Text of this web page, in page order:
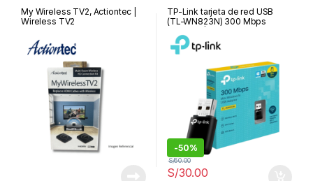
My Wireless TV2, Actiontec |
Wireless TV2
TP-Link tarjeta de red USB
(TL-WN823N) 300 Mbps
-50%
S/30.00
S/60.00